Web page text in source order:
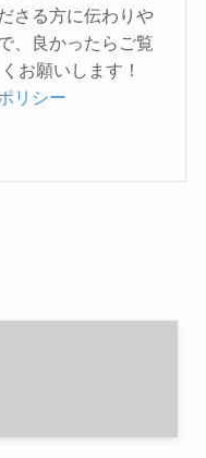
さる方に伝わりや
、良かったらご覧
お願いします！
リシー